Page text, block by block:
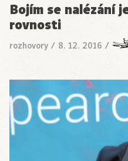
Bojím se nalézání
rovnosti
rozhovory / 8. 12. 2016 /